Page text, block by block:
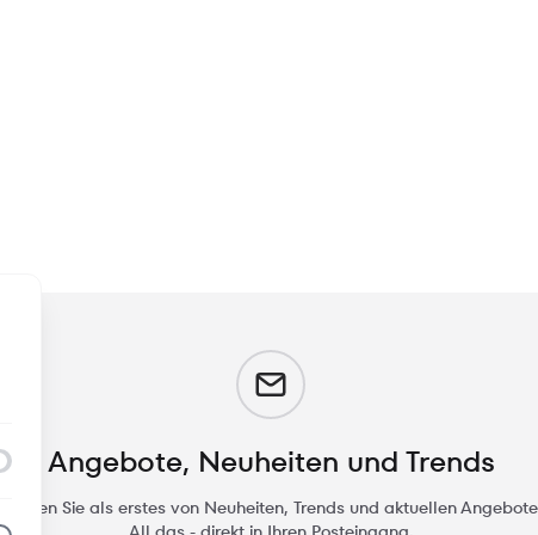
Angebote, Neuheiten und Trends
Erfahren Sie als erstes von Neuheiten, Trends und aktuellen